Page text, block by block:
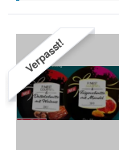
Verpasst!